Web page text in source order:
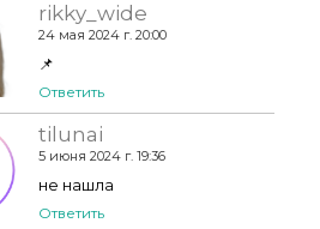
rikky_wide
24 мая 2024 г. 20:00
📌
Ответить
tilunai
5 июня 2024 г. 19:36
не нашла
Ответить